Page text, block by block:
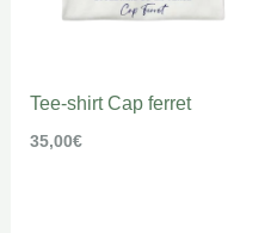
Tee-shirt Cap ferret
35,00€